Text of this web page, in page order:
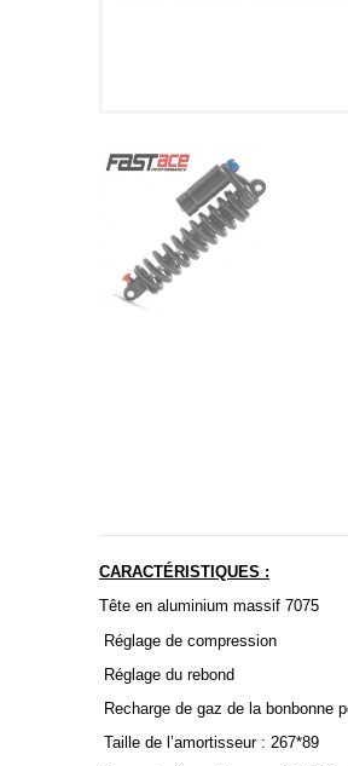
CARACTÉRISTIQUES :
Tête en aluminium massif 7075
Réglage de compression
Réglage du rebond
Recharge de gaz de la bonbonne
Taille de l’amortisseur : 267*89